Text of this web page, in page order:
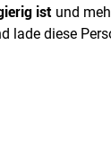
ist und
lade diese